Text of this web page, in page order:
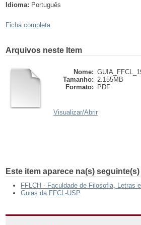
Idioma: Português
Ficha completa
Arquivos neste Item
Nome:
Tamanho: 2.155MB
Formato:
PDF
Visualizar/Abrir
Este item aparece na(s)
FFLCH - Faculdade de Filosofia, Letras
Guias da FFCL-USP